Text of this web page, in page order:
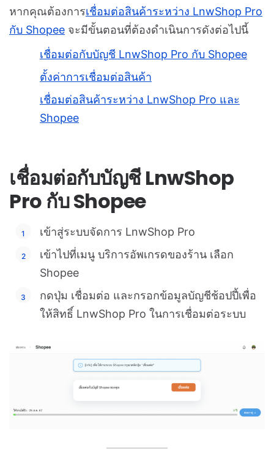
หากคุณต้องการเชื่อมต่อสินค้าระหว่าง LnwShop Pro
กับ Shopee จะมีขั้นตอนที่ต้องดำเนินการดังต่อไปนี้
เชื่อมต่อกับบัญชี LnwShop Pro กับ Shopee
ตั้งค่าการเชื่อมต่อสินค้า
เชื่อมต่อสินค้าระหว่าง LnwShop Pro และ
Shopee
เชื่อมต่อกับบัญชี LnwShop
Pro กับ Shopee
เข้าสู่ระบบจัดการ LnwShop Pro
เข้าไปที่เมนู บริการอัพเกรดของร้าน เลือก
Shopee
กดปุ่ม เชื่อมต่อ และกรอกข้อมูลบัญชีช้อปปี้เพื่อ
ให้สิทธิ์ LnwShop Pro ในการเชื่อมต่อระบบ